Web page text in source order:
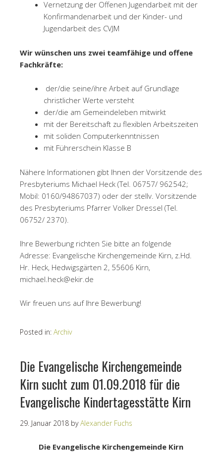
Vernetzung der Offenen Jugendarbeit mit der
Konfirmandenarbeit und der Kinder- und
Jugendarbeit des CVJM
Wir wünschen uns zwei teamfähige und offene
Fachkräfte:
der/die seine/ihre Arbeit auf Grundlage
christlicher Werte versteht
der/die am Gemeindeleben mitwirkt
mit der Bereitschaft zu flexiblen Arbeitszeiten
mit soliden Computerkenntnissen
mit Führerschein Klasse B
Nähere Informationen gibt Ihnen der Vorsitzende des
Presbyteriums Michael Heck (Tel. 06757/ 962542;
Mobil: 0160/94867037) oder der stellv. Vorsitzende
des Presbyteriums Pfarrer Volker Dressel (Tel.
06752/ 2370).
Ihre Bewerbung richten Sie bitte an folgende
Adresse: Evangelische Kirchengemeinde Kirn, z.Hd.
Hr. Heck, Hedwigsgärten 2, 55606 Kirn,
michael.heck@ekir.de
Wir freuen uns auf Ihre Bewerbung!
Posted in: Archiv
Die Evangelische Kirchengemeinde
Kirn sucht zum 01.09.2018 für die
Evangelische Kindertagesstätte Kirn
29. Januar 2018 byAlexander Fuchs
Die Evangelische Kirchengemeinde Kirn